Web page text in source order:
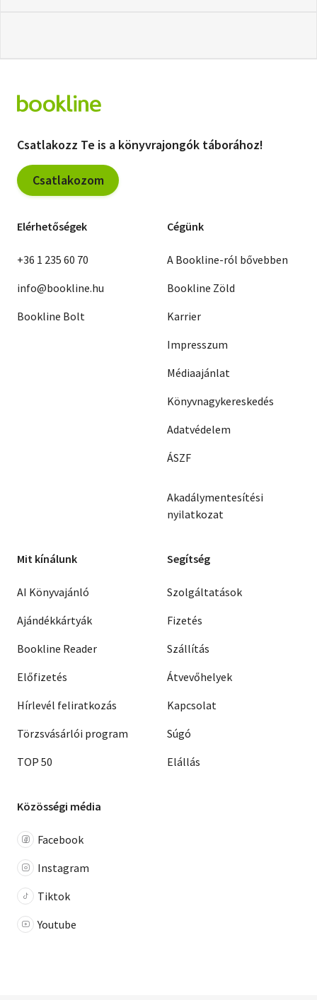
Csatlakozz Te is a könyvrajongók táborához!
Csatlakozom
Elérhetőségek
+36 1 235 60 70
info@bookline.hu
Bookline Bolt
Cégünk
A Bookline-ról bővebben
Bookline Zöld
Karrier
Impresszum
Médiaajánlat
Könyvnagykereskedés
Adatvédelem
ÁSZF
Akadálymentesítési
nyilatkozat
Mit kínálunk
AI Könyvajánló
Ajándékkártyák
Bookline Reader
Előfizetés
Hírlevél feliratkozás
Törzsvásárlói program
TOP 50
Segítség
Szolgáltatások
Fizetés
Szállítás
Átvevőhelyek
Kapcsolat
Súgó
Elállás
Közösségi média
Facebook
Instagram
Tiktok
Youtube